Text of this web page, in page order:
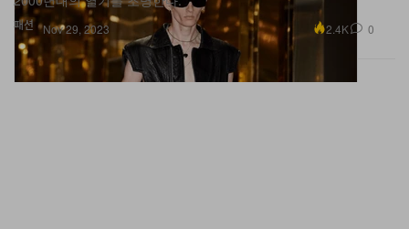
패션 Nov 29, 2023 2.4K 0